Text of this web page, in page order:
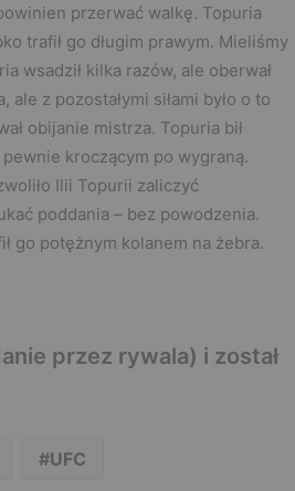
przerwać walkę. Topuria
trafił go długim prawym. Mieliśmy
wsadził kilka razów, ale oberwał
z pozostałymi siłami było o to
obijanie mistrza. Topuria bił
kroczącym po wygraną.
Ilii Topurii zaliczyć
poddania – bez powodzenia.
go potężnym kolanem na żebra.
przez rywala) i został
UFC